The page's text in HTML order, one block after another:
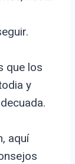
que los
y
aquí